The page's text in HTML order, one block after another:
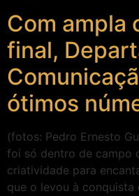
Com ampla
final,
ótimos
(fotos: Pedro Ernesto
foi só dentro de campo
criatividade para
que o levou à